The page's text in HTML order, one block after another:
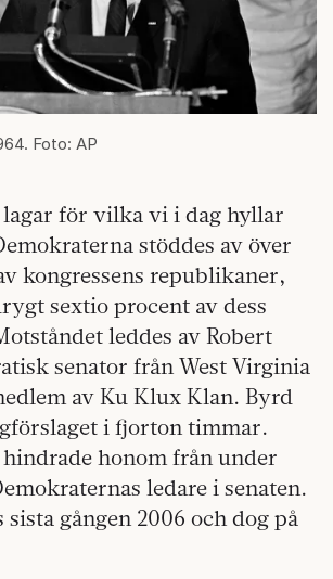
Foto: AP
lagar för vilka vi i dag hyllar
stöddes av över
kongressens republikaner,
sextio procent av dess
leddes av Robert
senator från West Virginia
av Ku Klux Klan. Byrd
i fjorton timmar.
honom från under
ledare i senaten.
gången 2006 och dog på